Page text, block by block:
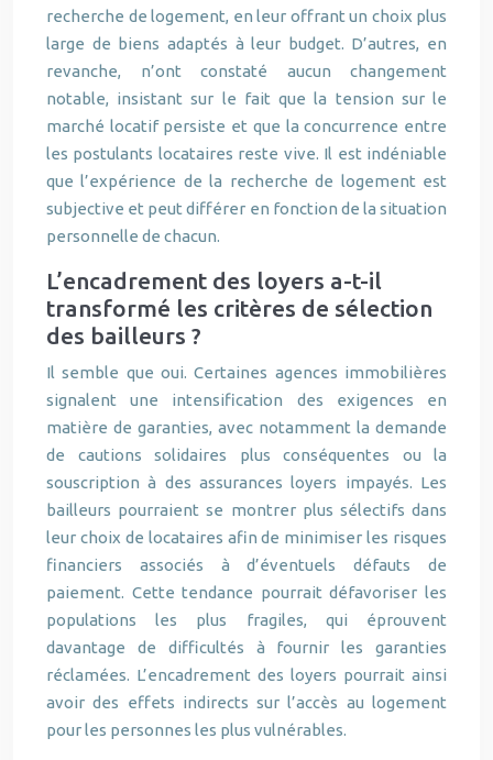
recherche de logement, en leur offrant un choix plus
large de biens adaptés à leur budget. D’autres, en
revanche, n’ont constaté aucun changement
notable, insistant sur le fait que la tension sur le
marché locatif persiste et que la concurrence entre
les postulants locataires reste vive. Il est indéniable
que l’expérience de la recherche de logement est
subjective et peut différer en fonction de la situation
personnelle de chacun.
L’encadrement des loyers a-t-il
transformé les critères de sélection
des bailleurs ?
Il semble que oui. Certaines agences immobilières
signalent une intensification des exigences en
matière de garanties, avec notamment la demande
de cautions solidaires plus conséquentes ou la
souscription à des assurances loyers impayés. Les
bailleurs pourraient se montrer plus sélectifs dans
leur choix de locataires afin de minimiser les risques
financiers associés à d’éventuels défauts de
paiement. Cette tendance pourrait défavoriser les
populations les plus fragiles, qui éprouvent
davantage de difficultés à fournir les garanties
réclamées. L’encadrement des loyers pourrait ainsi
avoir des effets indirects sur l’accès au logement
pour les personnes les plus vulnérables.